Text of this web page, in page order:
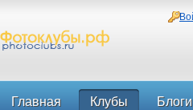
Главная Клубы Блоги